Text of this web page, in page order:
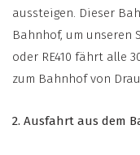
aussteigen. Dieser
Bahnhof, um unseren
oder RE410 fährt alle
zum Bahnhof von
2. Ausfahrt aus dem